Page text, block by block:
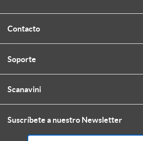
Contacto
Soporte
Scanavini
Suscríbete a nuestro Newsletter